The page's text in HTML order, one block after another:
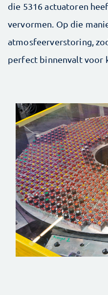
die 5316 actuatoren
vervormen. Op die
atmosfeerverstoring,
perfect binnenvalt voor